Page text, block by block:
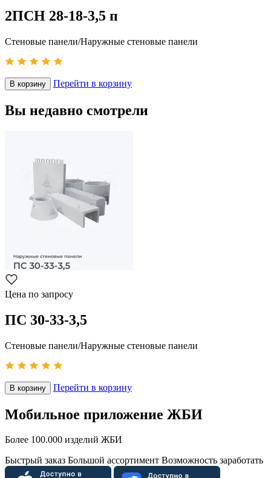
2ПСН 28-18-3,5 п
Стеновые панели/Наружные стеновые панели
В корзину Перейти в корзину
Вы недавно смотрели
Цена по запросу
ПС 30-33-3,5
Стеновые панели/Наружные стеновые панели
В корзину Перейти в корзину
Мобильное приложение ЖБИ
Более 100.000 изделий ЖБИ
Быстрый заказ Большой ассортимент Возможность заработать